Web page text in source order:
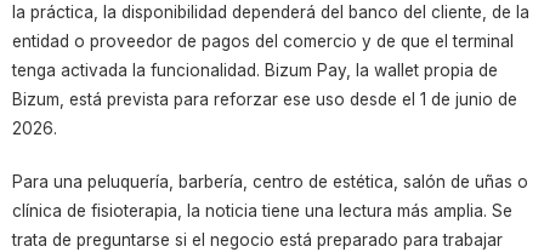
la práctica, la disponibilidad dependerá del banco del cliente, de la
entidad o proveedor de pagos del comercio y de que el terminal
tenga activada la funcionalidad. Bizum Pay, la wallet propia de
Bizum, está prevista para reforzar ese uso desde el 1 de junio de
2026.
Para una peluquería, barbería, centro de estética, salón de uñas o
clínica de fisioterapia, la noticia tiene una lectura más amplia. Se
trata de preguntarse si el negocio está preparado para trabajar